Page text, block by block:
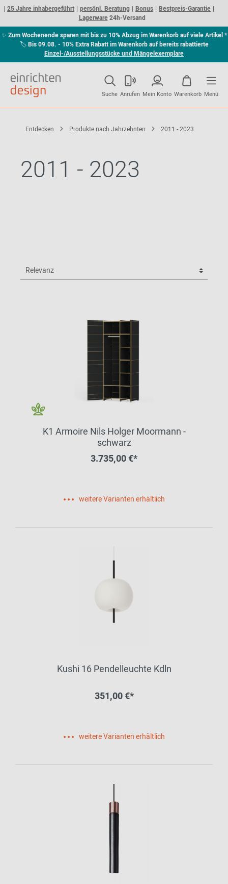
25 Jahre inhabergeführt persönl. Beratung Bonus
Bestpreis-Garantie
Lagerware24h-Versand
✨ Zum Wochenende sparen mit bis zu 10% Abzug im Warenkorb auf viele Artikel *
🏷Bis 09.08. - 10% Extra Rabatt im Warenkorb auf bereits rabattierte
Einzel-/Ausstellungsstücke und Mängelexemplare
Suche Anrufen Mein Konto Warenkorb Menü
Entdecken Produkte nach Jahrzehnten 2011 - 2023
2011 - 2023
K1 Armoire Nils Holger Moormann -
schwarz
3.735,00 €*
weitere Varianten erhältlich
Kushi 16 Pendelleuchte Kdln
351,00 €*
weitere Varianten erhältlich